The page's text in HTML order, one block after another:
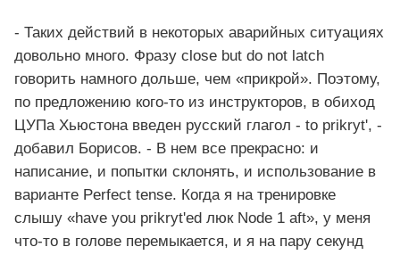
- Таких действий в некоторых аварийных ситуациях
довольно много. Фразу close but do not latch
говорить намного дольше, чем «прикрой». Поэтому,
по предложению кого-то из инструкторов, в обиход
ЦУПа Хьюстона введен русский глагол - to prikryt', -
добавил Борисов. - В нем все прекрасно: и
написание, и попытки склонять, и использование в
варианте Perfect tense. Когда я на тренировке
слышу «have you prikryt'ed люк Node 1 aft», у меня
что-то в голове перемыкается, и я на пару секунд